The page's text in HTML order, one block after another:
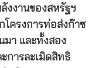
งงานของสหรัฐฯ
โครงการท่อส่งก๊าซ
มา และทั้งสอง
การละเมิดสิทธิ